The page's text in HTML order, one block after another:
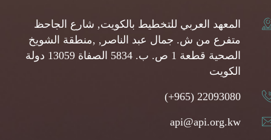
المعهد العربي للتخطيط بالكويت, شارع الجاحظ
متفرع من ش. جمال عبد الناصر, ,منطقة الشويخ
الصحية قطعة 1 ص. ب. 5834 الصفاة 13059 دولة
الكويت
(+965) 22093080
api@api.org.kw